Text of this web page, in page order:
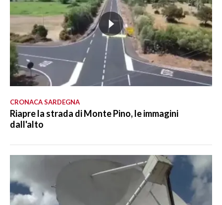
CRONACA SARDEGNA
Riapre la strada di Monte Pino, le immagini
dall'alto